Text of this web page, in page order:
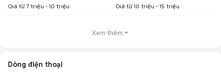
Giá từ 7 triệu - 10 triệu Giá từ 10 triệu - 15 triệu
Xem thêm
Dòng điện thoại